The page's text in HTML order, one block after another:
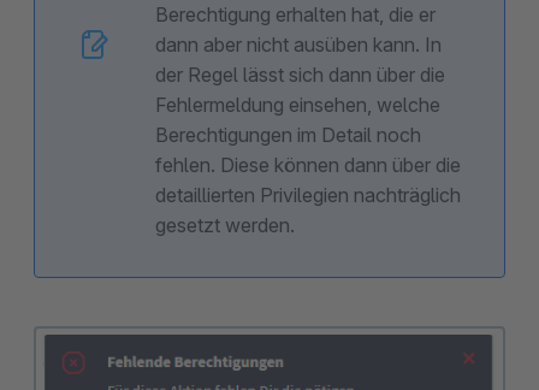
Berechtigung erhalten hat, die er
dann aber nicht ausüben kann. In
der Regel lässt sich dann über die
Fehlermeldung einsehen, welche
Berechtigungen im Detail noch
fehlen. Diese können dann über die
detaillierten Privilegien nachträglich
gesetzt werden.